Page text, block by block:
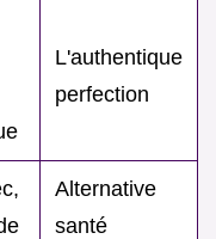
L'authentique
perfection
Alternative
santé